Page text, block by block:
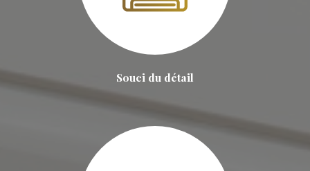
Souci du détail